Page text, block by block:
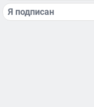
Я подписан